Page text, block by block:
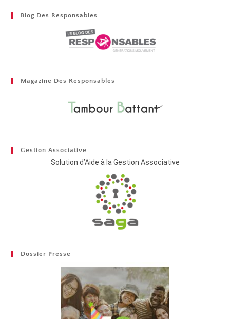
Blog Des Responsables
Magazine Des Responsables
Gestion Associative
Solution d’Aide à la Gestion Associative
Dossier Presse